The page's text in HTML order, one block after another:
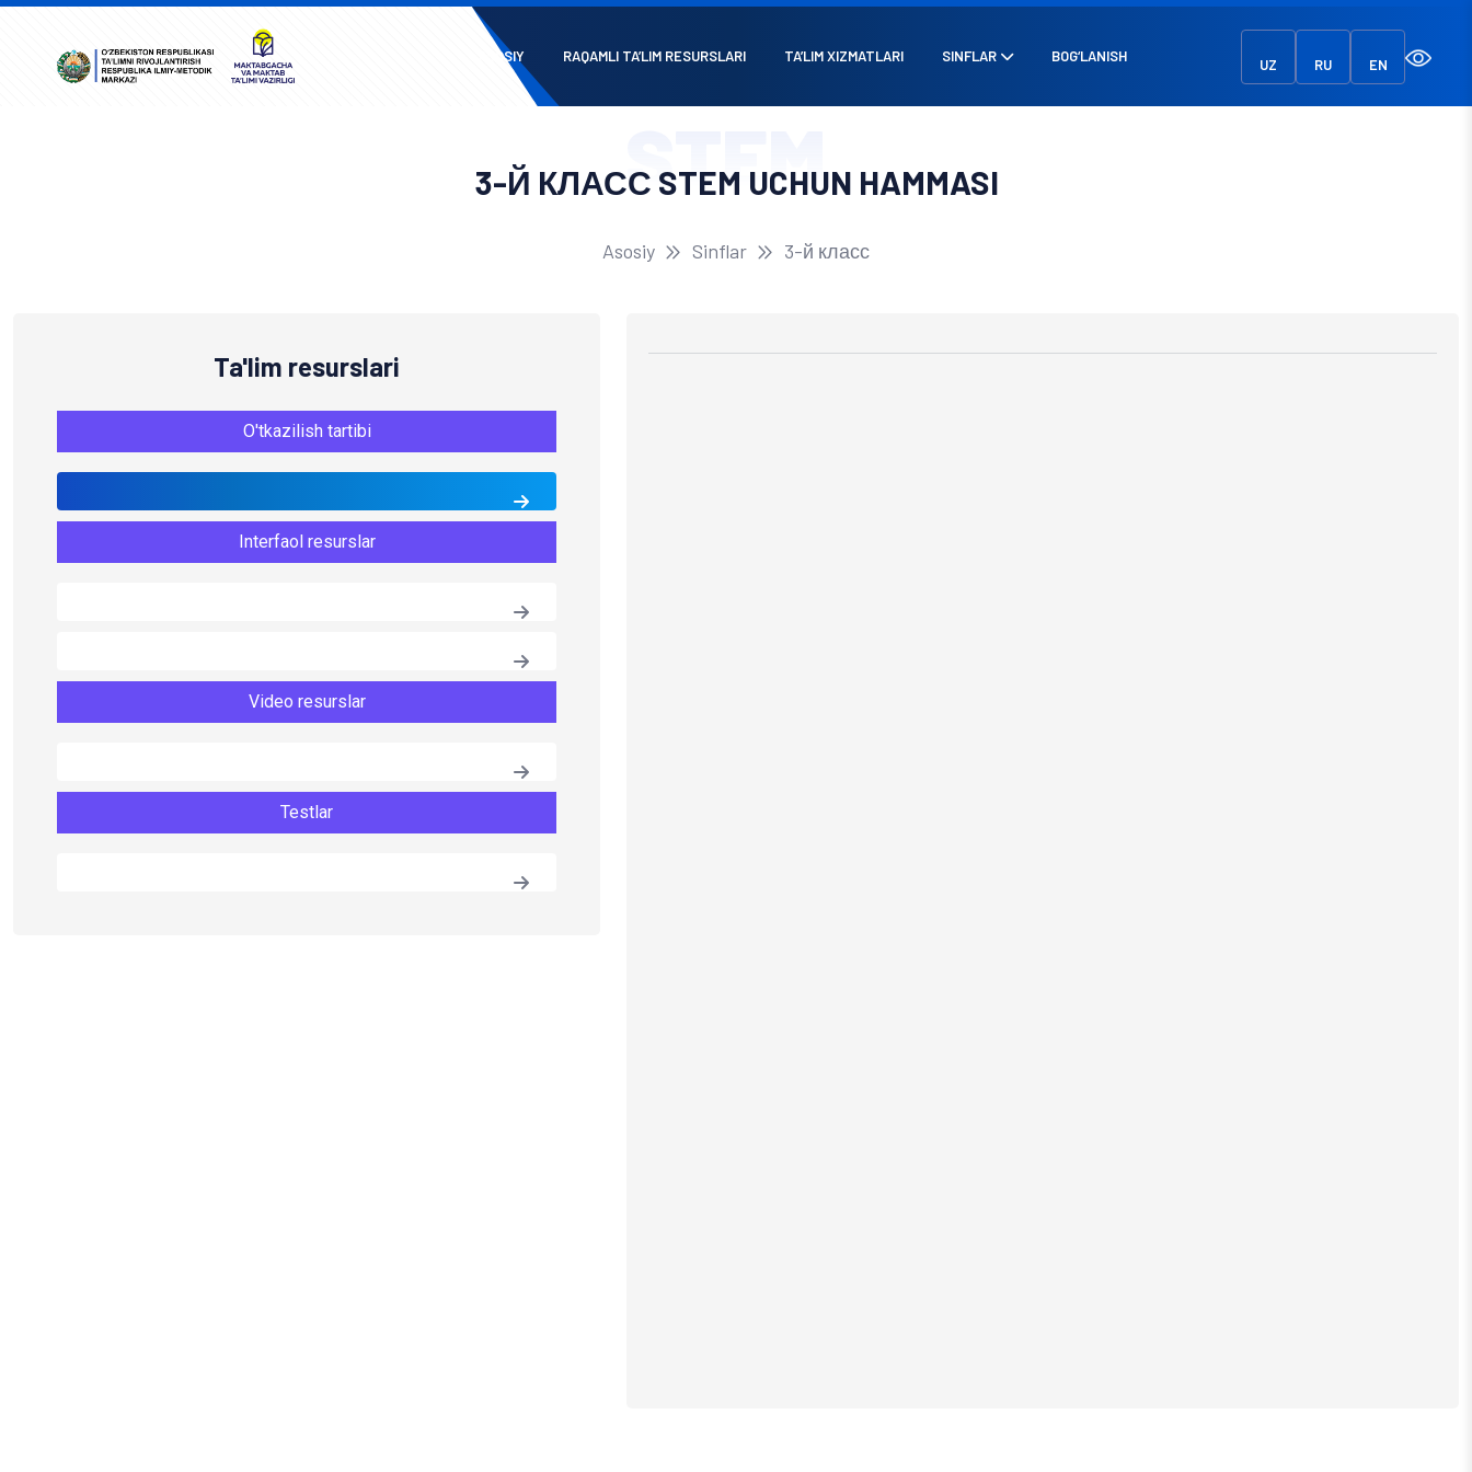
ASOSIY RAQAMLI TA’LIM RESURSLARI TA’LIM XIZMATLARI SINFLAR BOG‘LANISH UZ RU EN
STEM
3-Й КЛАСС STEM UCHUN HAMMASI
Asosiy Sinflar 3-й класс
Ta'lim resurslari
O'tkazilish tartibi
Interfaol resurslar
Video resurslar
Testlar